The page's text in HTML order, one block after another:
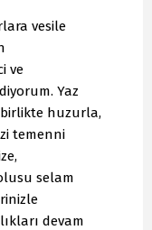
vesile
ve
Yaz
huzurla,
temenni
selam
devam